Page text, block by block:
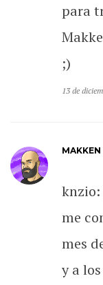
para
;)
13 de
MAKKEN
knzio:
me
mes
y a